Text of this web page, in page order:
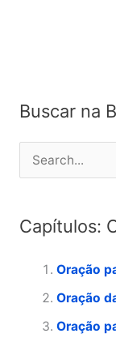
Buscar na
e
q
Capítulos:
Oração
Oração
Oração